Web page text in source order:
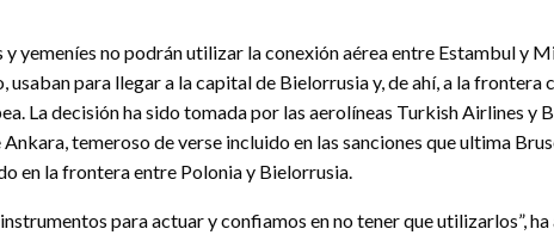
yemeníes no podrán utilizar la conexión aérea entre Estambul y
para llegar a la capital de Bielorrusia y, de ahí, a la frontera
La decisión ha sido tomada por las aerolíneas Turkish Airlines y
temeroso de verse incluido en las sanciones que ultima
en la frontera entre Polonia y Bielorrusia.
para actuar y confiamos en no tener que utilizarlos”,